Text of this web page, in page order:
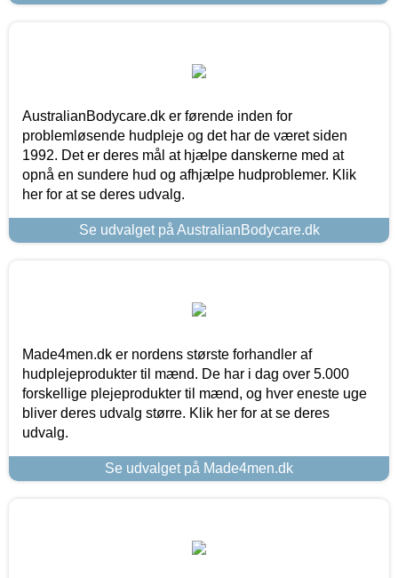
AustralianBodycare.dk er førende inden for
problemløsende hudpleje og det har de været siden
1992. Det er deres mål at hjælpe danskerne med at
opnå en sundere hud og afhjælpe hudproblemer. Klik
her for at se deres udvalg.
Se udvalget på AustralianBodycare.dk
Made4men.dk er nordens største forhandler af
hudplejeprodukter til mænd. De har i dag over 5.000
forskellige plejeprodukter til mænd, og hver eneste uge
bliver deres udvalg større. Klik her for at se deres
udvalg.
Se udvalget på Made4men.dk